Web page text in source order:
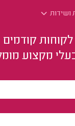
ושידות
קודמים
מקצוע